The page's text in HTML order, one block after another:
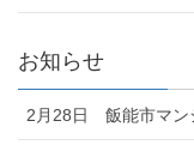
お知らせ
2月28日 飯能市マン